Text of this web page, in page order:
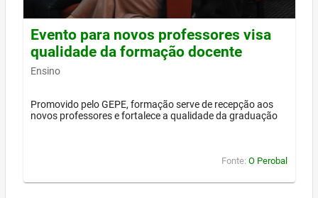
Evento para novos professores visa
qualidade da formação docente
Ensino
Promovido pelo GEPE, formação serve de recepção aos
novos professores e fortalece a qualidade da graduação
Fonte: O Perobal